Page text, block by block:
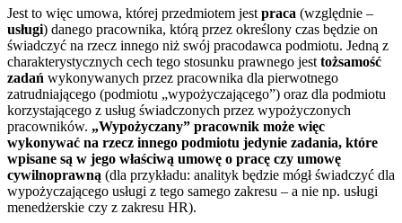
Jest to więc umowa, której przedmiotem jest praca (względnie –
usługi) danego pracownika, którą przez określony czas będzie on
świadczyć na rzecz innego niż swój pracodawca podmiotu. Jedną z
charakterystycznych cech tego stosunku prawnego jest tożsamość
zadań wykonywanych przez pracownika dla pierwotnego
zatrudniającego (podmiotu „wypożyczającego”) oraz dla podmiotu
korzystającego z usług świadczonych przez wypożyczonych
pracowników. „Wypożyczany” pracownik może więc
wykonywać na rzecz innego podmiotu jedynie zadania, które
wpisane są w jego właściwą umowę o pracę czy umowę
cywilnoprawną (dla przykładu: analityk będzie mógł świadczyć dla
wypożyczającego usługi z tego samego zakresu – a nie np. usługi
menedżerskie czy z zakresu HR).